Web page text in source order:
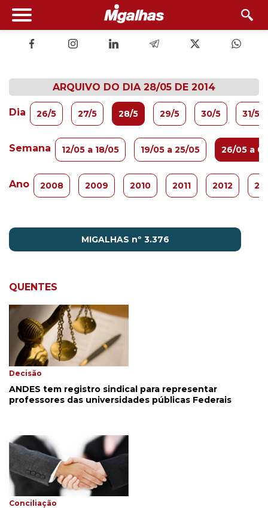
ARQUIVO DO DIA 28/05 DE 2014
Dia 26/5 27/5 28/5 29/5 30/5 31/5
Semana 12/05 a 18/05 19/05 a 25/05 26/05 a
Ano 2008 2009 2010 2011 2012
MIGALHAS nº 3.376
QUENTES
Decisão
ANDES tem registro sindical para representar
professores das universidades públicas Federais
Conciliação